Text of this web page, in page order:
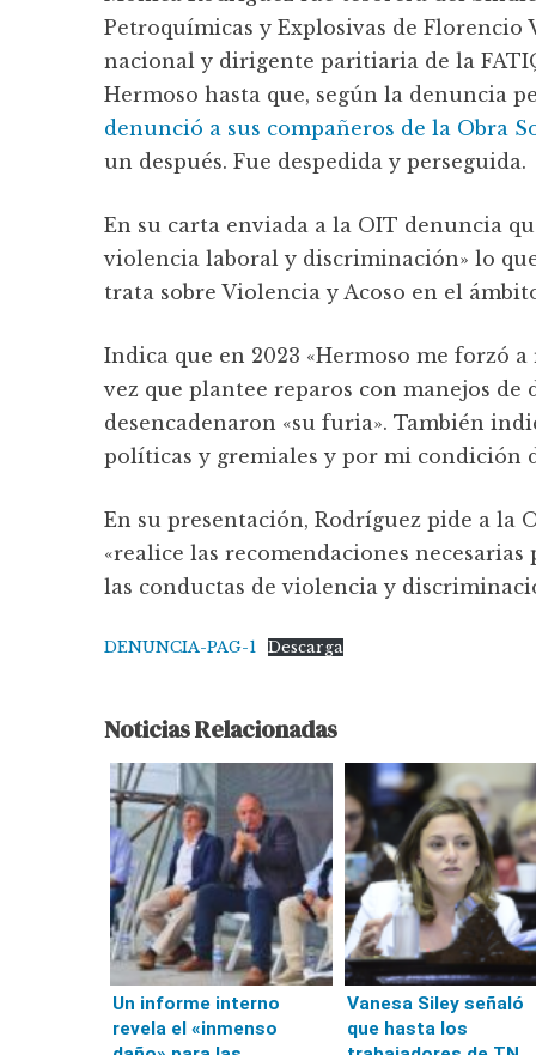
Petroquímicas y Explosivas de
nacional y dirigente paritiaria de la
Hermoso hasta que, según la denuncia
denunció a sus compañeros de la Obra
un después. Fue despedida y perseguida.
En su carta enviada a la OIT denuncia
violencia laboral y discriminación» lo
trata sobre Violencia y Acoso en el
Indica que en 2023 «Hermoso me forzó
vez que plantee reparos con manejos
desencadenaron «su furia». También
políticas y gremiales y por mi condición
En su presentación, Rodríguez pide a la
«realice las recomendaciones
las conductas de violencia y
DENUNCIA-PAG-1 Descarga
Noticias Relacionadas
Un informe interno
revela el «inmenso
Vanesa Siley señaló
que hasta los